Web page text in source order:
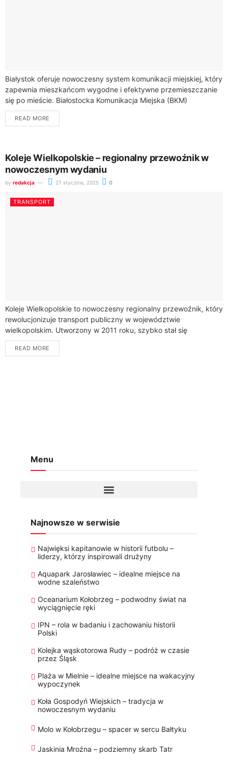
Białystok oferuje nowoczesny system komunikacji miejskiej, który
zapewnia mieszkańcom wygodne i efektywne przemieszczanie
się po mieście. Białostocka Komunikacja Miejska (BKM)
dysponuje flotą 120 autobusów, które obsługują różne linie
komunikacyjne, w...
READ MORE
Koleje Wielkopolskie – regionalny przewoźnik w
nowoczesnym wydaniu
by redakcja 27 stycznia, 2025 0
TRANSPORT
Koleje Wielkopolskie to nowoczesny regionalny przewoźnik, który
rewolucjonizuje transport publiczny w województwie
wielkopolskim. Utworzony w 2011 roku, szybko stał się
kluczowym ogniwem komunikacji w regionie.Nasza firma oferuje
kompleksowe rozwiązania transportowe,...
READ MORE
Menu
Najnowsze w serwisie
Najwięksi kapitanowie w historii futbolu –
liderzy, którzy inspirowali drużyny
Aquapark Jarosławiec – idealne miejsce na
wodne szaleństwo
Oceanarium Kołobrzeg – podwodny świat na
wyciągnięcie ręki
IPN – rola w badaniu i zachowaniu historii
Polski
Kolejka wąskotorowa Rudy – podróż w czasie
przez Śląsk
Plaża w Mielnie – idealne miejsce na wakacyjny
wypoczynek
Koła Gospodyń Wiejskich – tradycja w
nowoczesnym wydaniu
Molo w Kołobrzegu – spacer w sercu Bałtyku
Jaskinia Mroźna – podziemny skarb Tatr